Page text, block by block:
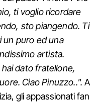
ti voglio ricordare
sto piangendo. Ti
un puro ed una
artista.
dato fratellone,
Ciao Pinuzzo..".A
gli appassionati fan